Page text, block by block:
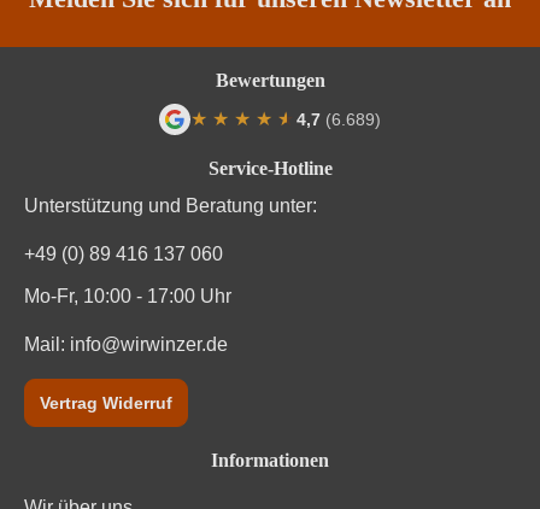
Region Rheinhessen
Traubenfarbe
Vegan
Nährwertangaben
Durchschnittliche nährwertangaben
Service-Hotline
Unterstützung und Beratung unter:
+49 (0) 89 416 137 060
Mo-Fr, 10:00 - 17:00 Uhr
Mail: info@wirwinzer.de
Vertrag Widerruf
Informationen
Bewertungen
★ ★ ★ ★ ★
★ 4,7 (6.689)